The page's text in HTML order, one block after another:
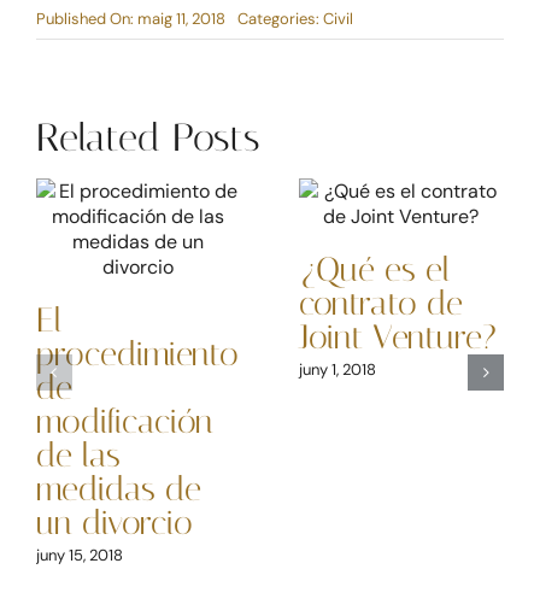
Published On: maig 11, 2018 Categories: Civil
Related Posts
El
procedimiento
de
modificación
de las
medidas de
un divorcio
juny 15, 2018
¿Qué es el
contrato de
Joint Venture?
juny 1, 2018